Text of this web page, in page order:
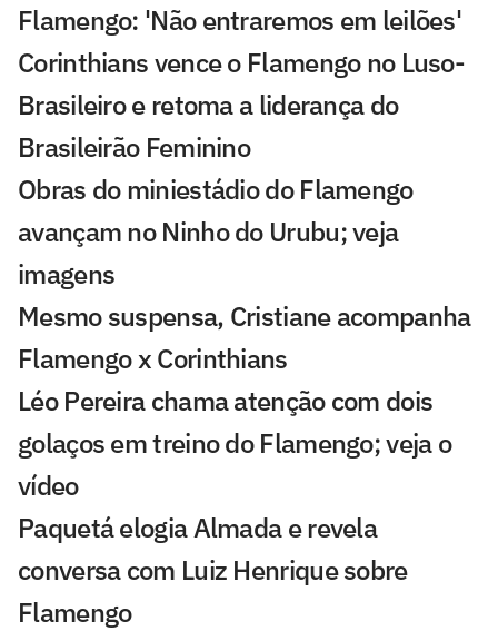
Flamengo: 'Não entraremos em leilões'
Corinthians vence o Flamengo no Luso-
Brasileiro e retoma a liderança do
Brasileirão Feminino
Obras do miniestádio do Flamengo
avançam no Ninho do Urubu; veja
imagens
Mesmo suspensa, Cristiane acompanha
Flamengo x Corinthians
Léo Pereira chama atenção com dois
golaços em treino do Flamengo; veja o
vídeo
Paquetá elogia Almada e revela
conversa com Luiz Henrique sobre
Flamengo